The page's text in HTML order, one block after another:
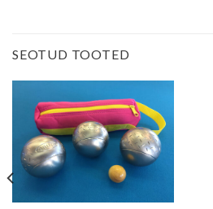
SEOTUD TOOTED